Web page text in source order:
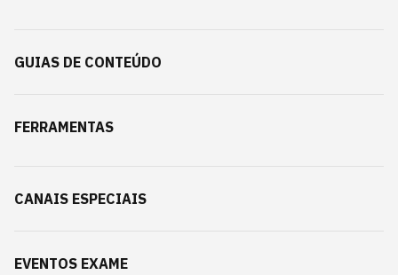
GUIAS DE CONTEÚDO
FERRAMENTAS
CANAIS ESPECIAIS
EVENTOS EXAME